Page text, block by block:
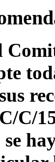
C/
se